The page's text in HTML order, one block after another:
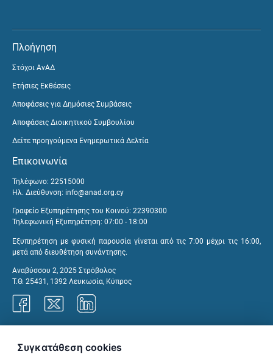
Πλοήγηση
Στόχοι ΑνΑΔ
Ετήσιες Εκθέσεις
Αποφάσεις για Δημόσιες Συμβάσεις
Αποφάσεις Διοικητικού Συμβουλίου
Δείτε προηγούμενα Ενημερωτικά Δελτία
Επικοινωνία
Τηλέφωνο: 22515000
Ηλ. Διεύθυνση: info@anad.org.cy
Γραφείο Εξυπηρέτησης του Κοινού: 22390300
Τηλεφωνική Εξυπηρέτηση: 07:00 - 18:00
Εξυπηρέτηση με φυσική παρουσία γίνεται από τις 7:00 μέχρι τις 16:00,
μετά από διευθέτηση συνάντησης.
Αναβύσσου 2, 2025 Στρόβολος
Τ.Θ. 25431, 1392 Λευκωσία, Κύπρος
Συγκατάθεση cookies